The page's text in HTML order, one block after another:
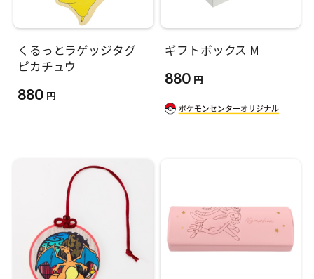
くるっとラゲッジタグ
ピカチュウ
880 円
ギフトボックス M
880 円